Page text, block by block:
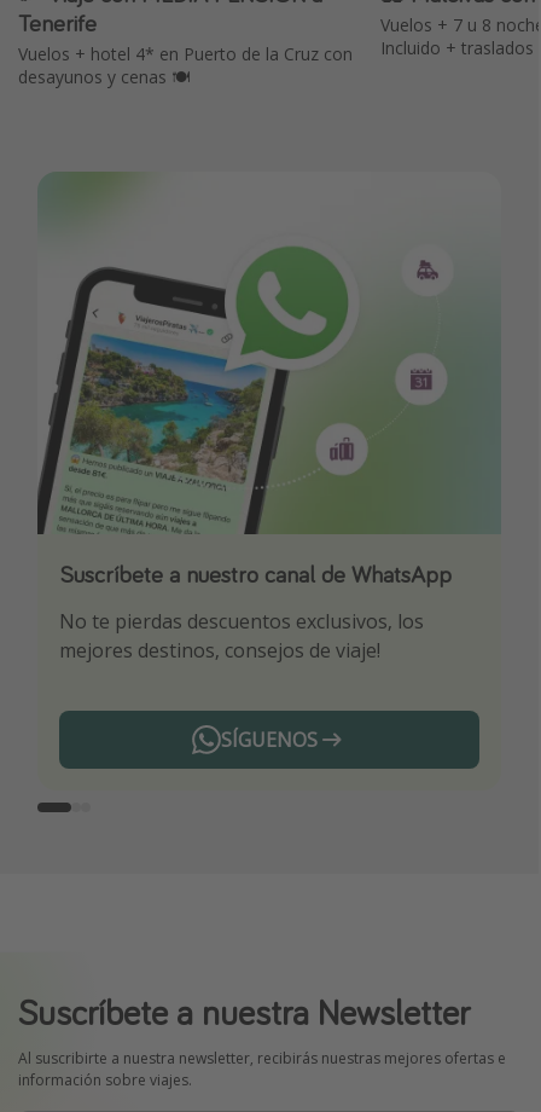
Tenerife
Vuelos + hotel 4* en Puerto de la Cruz con
desayunos y cenas 🍽️
Vuelos + 7 u 8
Incluido + traslados
Suscríbete a nuestro canal de WhatsApp
No te pierdas descuentos exclusivos, los
mejores destinos, consejos de viaje!
SÍGUENOS
Descarga nuestra app
Sé el primero en reservar nuestros chollazos
¡Suscríbete a nuestro canal de Telegram!
¡Recibe las mejores ofertas seleccionadas para
ti por nuestros expertos en viajes
Telegram
Suscríbete a nuestra Newsletter
Al suscribirte a nuestra newsletter, recibirás nuestras mejores ofertas e
información sobre viajes.